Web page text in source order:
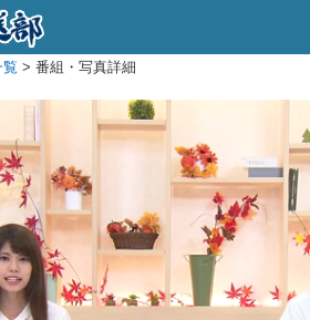
> 番組・写真詳細